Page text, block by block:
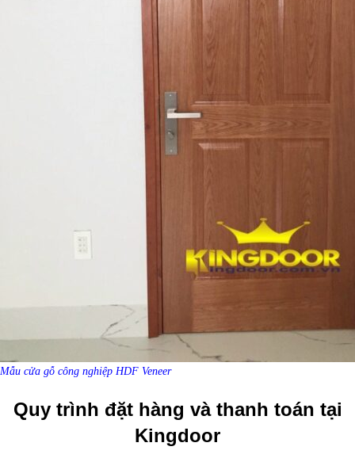
Mẫu cửa gỗ công nghiệp HDF Veneer
Quy trình đặt hàng và thanh toán tại
Kingdoor